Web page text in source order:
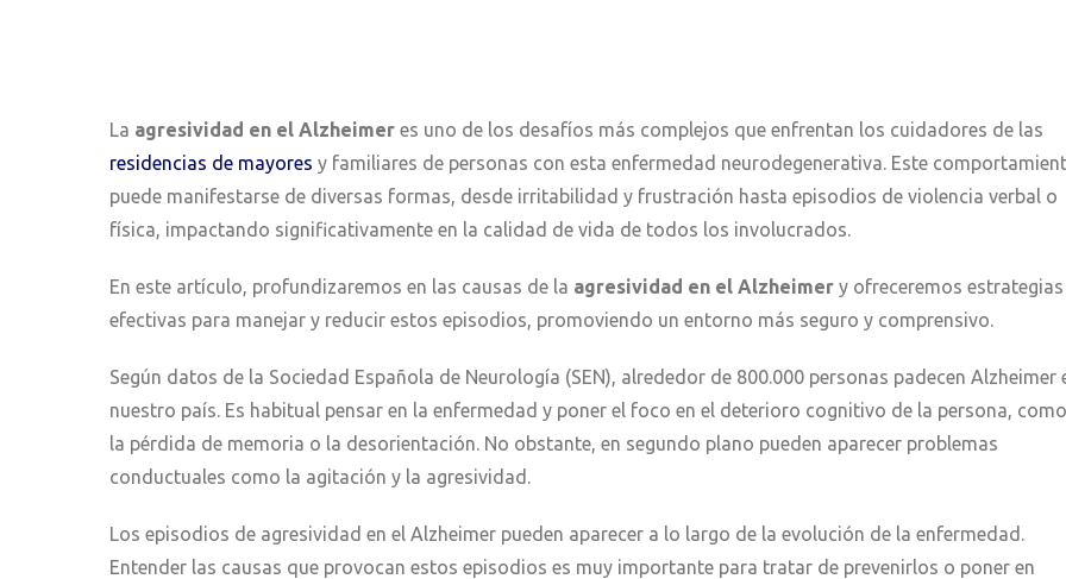
La agresividad en el Alzheimer es uno de los desafíos más complejos que enfrentan los cuidadores de las
residencias de mayores y familiares de personas con esta enfermedad neurodegenerativa. Este
puede manifestarse de diversas formas, desde irritabilidad y frustración hasta episodios de violencia verbal o
física, impactando significativamente en la calidad de vida de todos los involucrados.
En este artículo, profundizaremos en las causas de la agresividad en el Alzheimer y ofreceremos estrategias
efectivas para manejar y reducir estos episodios, promoviendo un entorno más seguro y comprensivo.
Según datos de la Sociedad Española de Neurología (SEN), alrededor de 800.000 personas padecen Alzheimer
nuestro país. Es habitual pensar en la enfermedad y poner el foco en el deterioro cognitivo de la persona, como
la pérdida de memoria o la desorientación. No obstante, en segundo plano pueden aparecer problemas
conductuales como la agitación y la agresividad.
Los episodios de agresividad en el Alzheimer pueden aparecer a lo largo de la evolución de la enfermedad.
Entender las causas que provocan estos episodios es muy importante para tratar de prevenirlos o poner en